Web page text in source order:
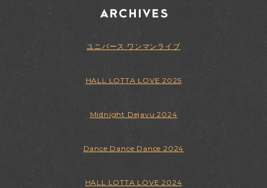
ユニバース ワンマンライブ
HALL LOTTA LOVE 2025
Midnight Dejavu 2024
Dance Dance Dance 2024
HALL LOTTA LOVE 2024